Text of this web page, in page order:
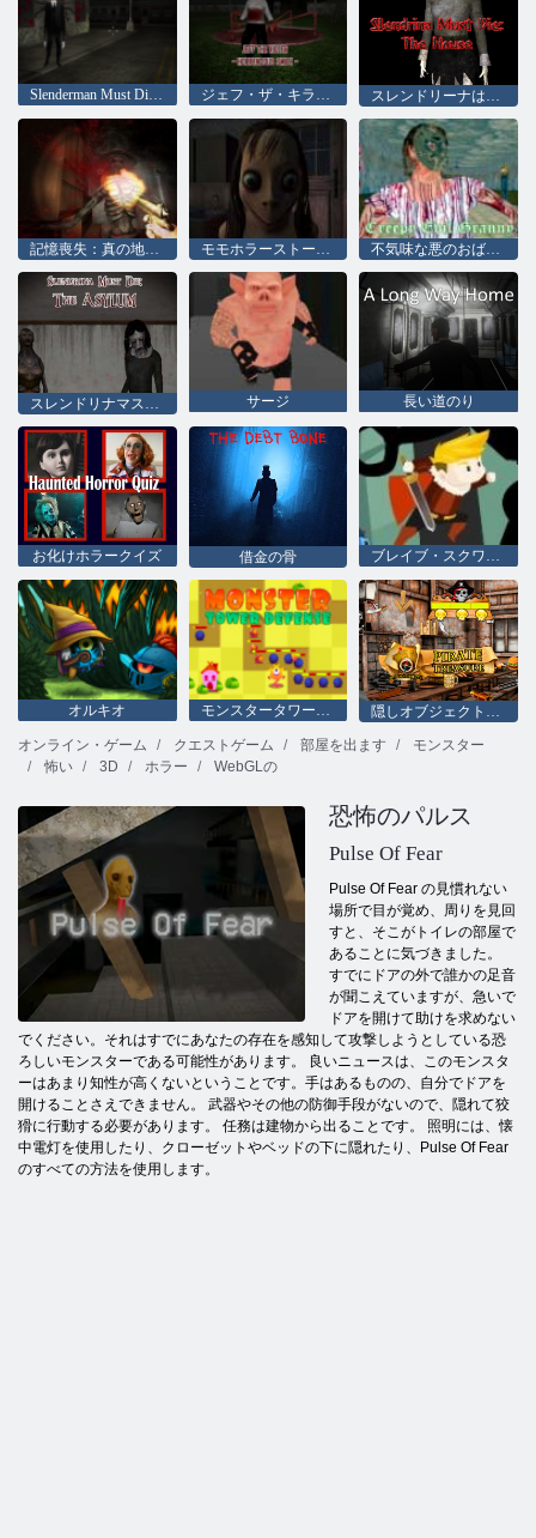
Slenderman Must Die：サイレント・ストリート ジェフ・ザ・キラー恐ろしい笑顔 スレンドリーナは家を死ななければならない
記憶喪失：真の地下鉄ホラー モモホラーストーリー 不気味な悪のおばあちゃん
サージ 長い道のり
お化けホラークイズ 借金の骨 ブレイブ・スクワッド
オルキオ モンスタータワーディフェンス
隠しオブジェクト海賊トレジャー
オンライン・ゲーム
クエストゲーム 部屋を出ます
モンスター
怖い
3D ホラー WebGLの
恐怖のパルス
Pulse Of Fear
Pulse Of Fear の見慣れない
場所で目が覚め、周りを見回
すと、そこがトイレの部屋で
あることに気づきました。
すでにドアの外で誰かの足音
が聞こえていますが、急いで
ドアを開けて助けを求めない
でください。それはすでにあなたの存在を感知して攻撃しようとしている恐
ろしいモンスターである可能性があります。 良いニュースは、このモンスタ
ーはあまり知性が高くないということです。手はあるものの、自分でドアを
開けることさえできません。 武器やその他の防御手段がないので、隠れて狡
猾に行動する必要があります。 任務は建物から出ることです。 照明には、懐
中電灯を使用したり、クローゼットやベッドの下に隠れたり、Pulse Of Fear
のすべての方法を使用します。